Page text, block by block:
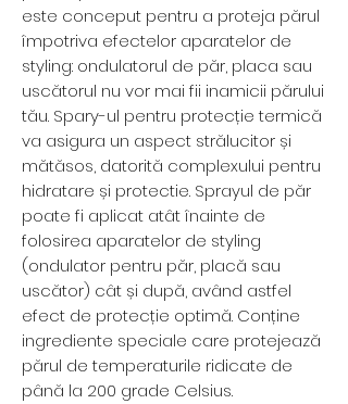
este conceput pentru a proteja părul
împotriva efectelor aparatelor de
styling: ondulatorul de păr, placa sau
uscătorul nu vor mai fii inamicii părului
tău. Spary-ul pentru protecție termică
va asigura un aspect strălucitor și
mătăsos, datorită complexului pentru
hidratare și protectie. Sprayul de păr
poate fi aplicat atât înainte de
folosirea aparatelor de styling
(ondulator pentru păr, placă sau
uscător) cât și după, având astfel
efect de protecție optimă. Conține
ingrediente speciale care protejează
părul de temperaturile ridicate de
până la 200 grade Celsius.